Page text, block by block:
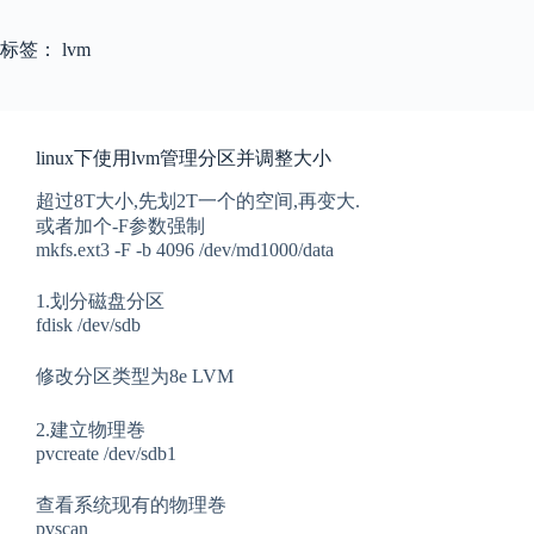
标签： lvm
linux下使用lvm管理分区并调整大小
超过8T大小,先划2T一个的空间,再变大.
或者加个-F参数强制
mkfs.ext3 -F -b 4096 /dev/md1000/data
1.划分磁盘分区
fdisk /dev/sdb
修改分区类型为8e LVM
2.建立物理巻
pvcreate /dev/sdb1
查看系统现有的物理巻
pvscan